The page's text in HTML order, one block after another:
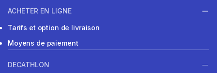
ACHETER EN LIGNE
Tarifs et option de livraison
Moyens de paiement
DECATHLON